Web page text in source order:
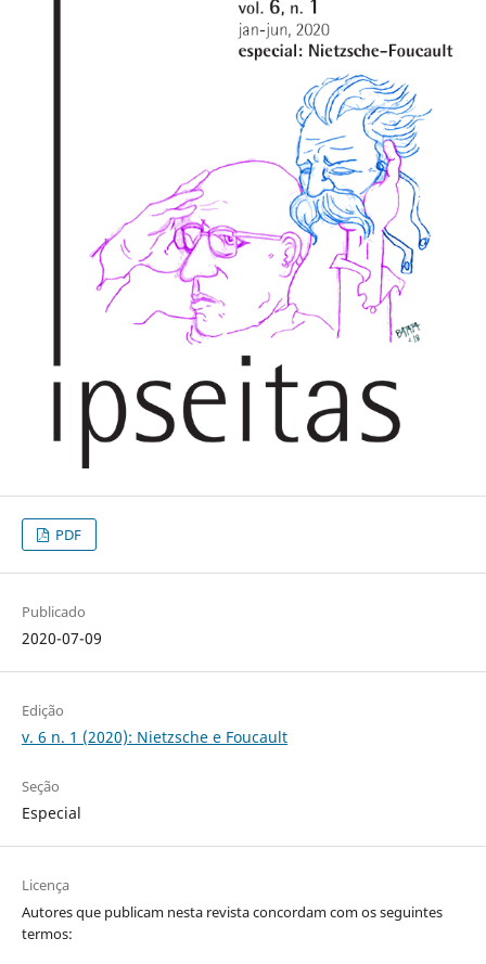
PDF
Publicado
2020-07-09
Edição
v. 6 n. 1 (2020): Nietzsche e Foucault
Seção
Especial
Licença
Autores que publicam nesta revista concordam com os seguintes
termos: